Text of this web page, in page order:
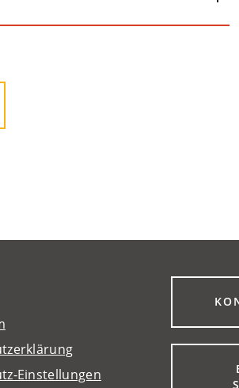
Einstellungen
(ÖFFNET
NEUEN